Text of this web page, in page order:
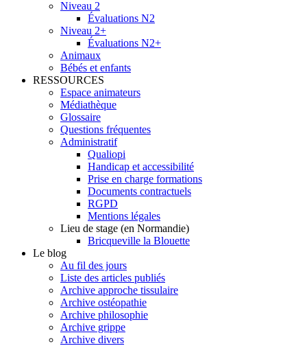
Niveau 2
Évaluations N2
Niveau 2+
Évaluations N2+
Animaux
Bébés et enfants
RESSOURCES
Espace animateurs
Médiathèque
Glossaire
Questions fréquentes
Administratif
Qualiopi
Handicap et accessibilité
Prise en charge formations
Documents contractuels
RGPD
Mentions légales
Lieu de stage (en Normandie)
Bricqueville la Blouette
Le blog
Au fil des jours
Liste des articles publiés
Archive approche tissulaire
Archive ostéopathie
Archive philosophie
Archive grippe
Archive divers